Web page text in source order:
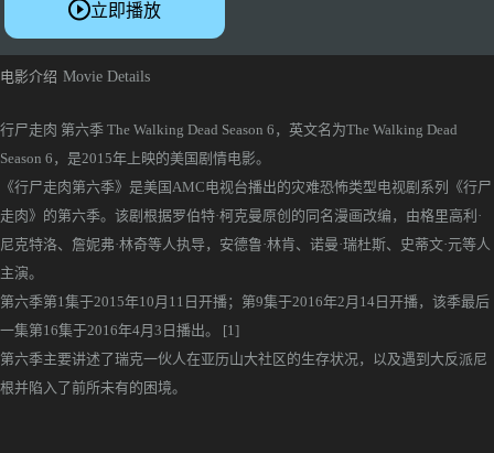
立即播放
电影介绍 Movie Details
行尸走肉 第六季 The Walking Dead Season 6，英文名为The Walking Dead
Season 6，是2015年上映的美国剧情电影。
《行尸走肉第六季》是美国AMC电视台播出的灾难恐怖类型电视剧系列《行尸
走肉》的第六季。该剧根据罗伯特·柯克曼原创的同名漫画改编，由格里高利·
尼克特洛、詹妮弗·林奇等人执导，安德鲁·林肯、诺曼·瑞杜斯、史蒂文·元等人
主演。
第六季第1集于2015年10月11日开播；第9集于2016年2月14日开播，该季最后
一集第16集于2016年4月3日播出。 [1]
第六季主要讲述了瑞克一伙人在亚历山大社区的生存状况，以及遇到大反派尼
根并陷入了前所未有的困境。